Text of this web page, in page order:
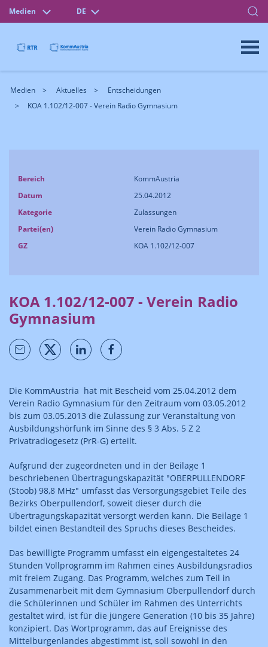
Medien DE
Medien Aktuelles
Entscheidungen
KOA 1.102/12-007 - Verein Radio Gymnasium
Bereich
KommAustria
Datum
25.04.2012
Kategorie
Zulassungen
Partei(en)
Verein Radio Gymnasium
GZ
KOA 1.102/12-007
KOA 1.102/12-007 - Verein Radio
Gymnasium
Die KommAustria hat mit Bescheid vom 25.04.2012 dem
Verein Radio Gymnasium für den Zeitraum vom 03.05.2012
bis zum 03.05.2013 die Zulassung zur Veranstaltung von
Ausbildungshörfunk im Sinne des § 3 Abs. 5 Z 2
Privatradiogesetz (PrR-G) erteilt.
Aufgrund der zugeordneten und in der Beilage 1
beschriebenen Übertragungskapazität "OBERPULLENDORF
(Stoob) 98,8 MHz" umfasst das Versorgungsgebiet Teile des
Bezirks Oberpullendorf, soweit dieser durch die
Übertragungskapazität versorgt werden kann. Die Beilage 1
bildet einen Bestandteil des Spruchs dieses Bescheides.
Das bewilligte Programm umfasst ein eigengestaltetes 24
Stunden Vollprogramm im Rahmen eines Ausbildungsradios
mit freiem Zugang. Das Programm, welches zum Teil in
Zusammenarbeit mit dem Gymnasium Oberpullendorf durch
die Schülerinnen und Schüler im Rahmen des Unterrichts
gestaltet wird, ist für die jüngere Generation (10 bis 35 Jahre)
konzipiert. Das Wortprogramm, das auf Ereignisse des
Mittelburgenlandes abgestimmt ist, soll sowohl in den